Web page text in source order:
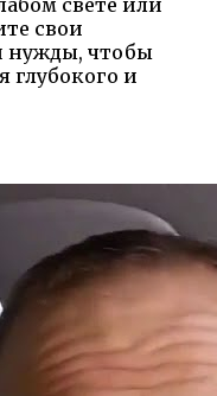
свете или
свои
нужды, чтобы
глубокого и